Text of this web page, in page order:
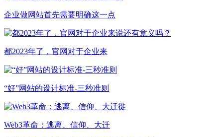
企业做网站首先需要明确这一点
都2023年了，官网对于企业来
“好”网站的设计标准-三秒准则
Web3革命：逃离、信仰、大迁